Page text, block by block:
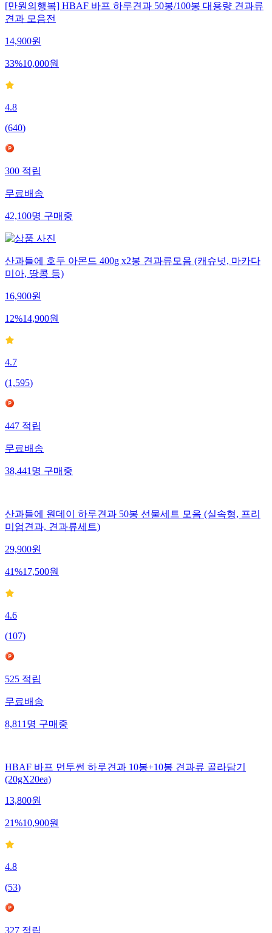
[만원의행복] HBAF 바프 하루견과 50봉/100봉 대용량 견과류
견과 모음전
14,900원
33%10,000원
4.8
(640)
300 적립
무료배송
42,100명 구매중
산과들에 호두 아몬드 400g x2봉 견과류모음 (캐슈넛, 마카다
미아, 땅콩 등)
16,900원
12%14,900원
4.7
(1,595)
447 적립
무료배송
38,441 명 구매중
산과들에 원데이 하루견과 50봉 선물세트 모음 (실속형, 프리
미엄견과, 견과류세트)
29,900원
41%17,500원
4.6
(107)
525적립
무료배송
8,811명구매중
HBAF 바프 먼투썬 하루견과 10봉+10봉 견과류 골라담기
(20gX20ea)
13,800원
21%10,900원
4.8
(53)